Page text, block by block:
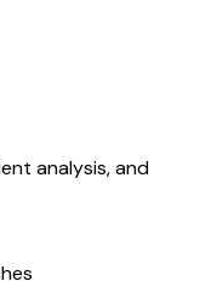
analysis, and